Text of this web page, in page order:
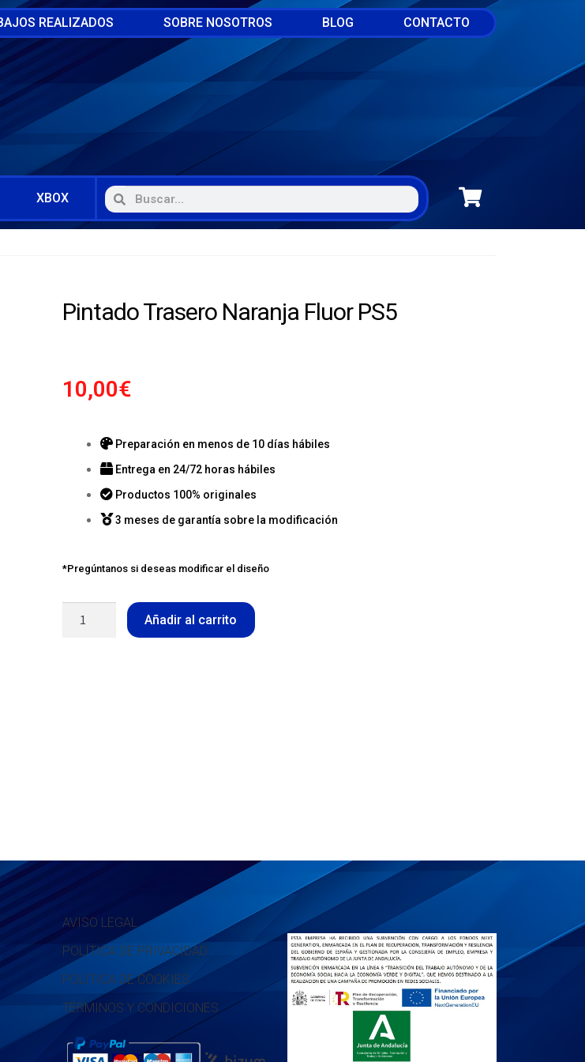
REALIZADOS SOBRE NOSOTROS BLOG CONTACTO
XBOX
Pintado Trasero Naranja Fluor PS5
10,00€
Preparación en menos de 10 días hábiles
Entrega en 24/72 horas hábiles
Productos 100% originales
3 meses de garantía sobre la modificación
*Pregúntanos si deseas modificar el diseño
Añadir al carrito
AVISO LEGAL
POLÍTICA DE PRIVACIDAD
POLÍTICA DE COOKIES
TÉRMINOS Y CONDICIONES